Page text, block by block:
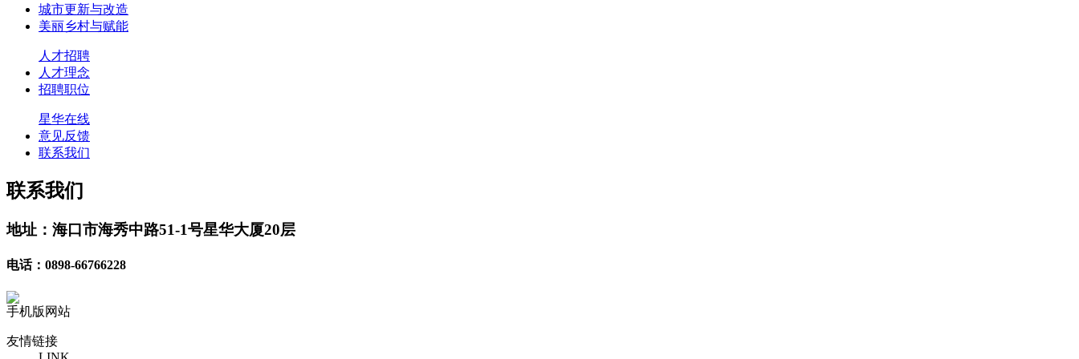
城市更新与改造
美丽乡村与赋能
人才招聘
人才理念
招聘职位
星华在线
意见反馈
联系我们
联系我们
地址：海口市海秀中路51-1号星华大厦20层
电话：0898-66766228
手机版网站
友情链接